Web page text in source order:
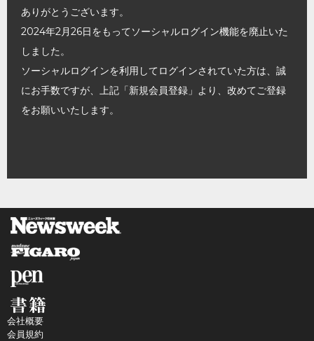
ありがとうございます。
2024年2月26日をもってソーシャルログイン機能を廃止いた
しました。
ソーシャルログインを利用してログインされていた方は、誠
にお手数ですが、上記「新規会員登録」より、改めてご登録
をお願いいたします。
会社概要
会員規約